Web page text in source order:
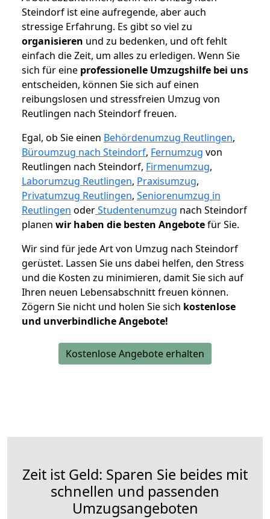
Steindorf ist eine aufregende, aber auch
stressige Erfahrung. Es gibt so viel zu
organisieren und zu bedenken, und oft fehlt
einfach die Zeit, um alles zu erledigen. Wenn Sie
sich für eine professionelle Umzugshilfe bei uns
entscheiden, können Sie sich auf einen
reibungslosen und stressfreien Umzug von
Reutlingen nach Steindorf freuen.
Egal, ob Sie einen Behördenumzug Reutlingen,
Büroumzug nach Steindorf, Fernumzug von
Reutlingen nach Steindorf, Firmenumzug,
Laborumzug Reutlingen, Praxisumzug,
Privatumzug Reutlingen, Seniorenumzug in
Reutlingen oderStudentenumzug nach Steindorf
planen wir haben die besten Angebotefür Sie.
Wir sind für jede Art von Umzug nach Steindorf
gerüstet. Lassen Sie uns dabei helfen, den Stress
und die Kosten zu minimieren, damit Sie sich auf
Ihren neuen Lebensabschnitt freuen können.
Zögern Sie nicht und holen Sie sich kostenlose
und unverbindliche Angebote!
Kostenlose Angebote erhalten
Zeit ist Geld: Sparen Sie beides mit
schnellen und passenden
Umzugsangeboten